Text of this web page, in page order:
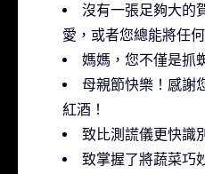
沒有一張足夠大的
愛，或者您總能將任
媽媽，您不僅是抓
母親節快樂！感謝
紅酒！
致比測謊儀更快識
致掌握了將蔬菜巧